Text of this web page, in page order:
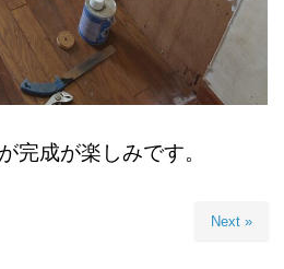
完成が楽しみです。
Next »